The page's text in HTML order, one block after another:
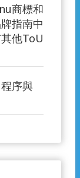
商標和
指南中
他ToU
序與